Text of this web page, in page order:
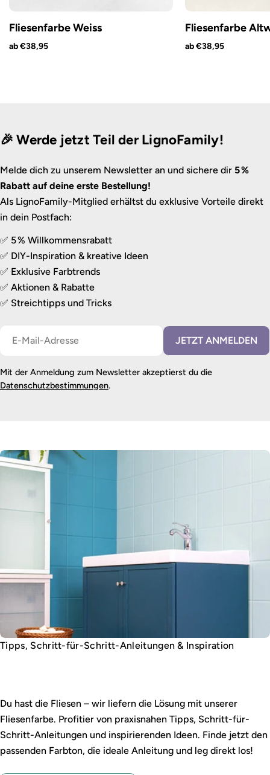
Fliesenfarbe Weiss
ab €38,95
Fliesenfarbe
ab €38,95
🎉 Werde jetzt Teil der LignoFamily!
Melde dich zu unserem Newsletter an und sichere dir 5 %
Rabatt auf deine erste Bestellung!
Als LignoFamily-Mitglied erhältst du exklusive Vorteile direkt
in dein Postfach:
✅ 5 % Willkommensrabatt
✅ DIY-Inspiration & kreative Ideen
✅ Exklusive Farbtrends
✅ Aktionen & Rabatte
✅ Streichtipps und Tricks
JETZT ANMELDEN
Mit der Anmeldung zum Newsletter akzeptierst du die
Datenschutzbestimmungen.
Tipps, Schritt-für-Schritt-Anleitungen & Inspiration
Du hast die Fliesen – wir liefern die Lösung mit unserer
Fliesenfarbe. Profitier von praxisnahen Tipps, Schritt-für-
Schritt-Anleitungen und inspirierenden Ideen. Finde jetzt den
passenden Farbton, die ideale Anleitung und leg direkt los!